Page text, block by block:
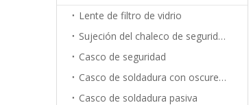
Lente de filtro de vidrio
Sujeción del chaleco de seguridad
Casco de seguridad
Casco de soldadura con oscurecimiento automático
Casco de soldadura pasiva